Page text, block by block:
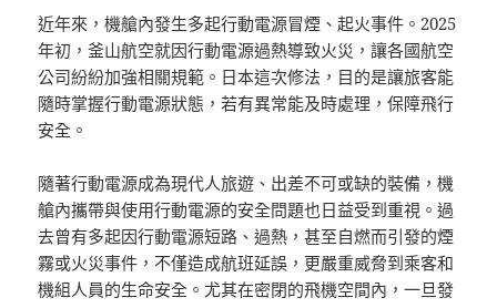
近年來，機艙內發生多起行動電源冒煙、起火事件。2025
年初，釜山航空就因行動電源過熱導致火災，讓各國航空
公司紛紛加強相關規範。日本這次修法，目的是讓旅客能
隨時掌握行動電源狀態，若有異常能及時處理，保障飛行
安全。
隨著行動電源成為現代人旅遊、出差不可或缺的裝備，機
艙內攜帶與使用行動電源的安全問題也日益受到重視。過
去曾有多起因行動電源短路、過熱，甚至自燃而引發的煙
霧或火災事件，不僅造成航班延誤，更嚴重威脅到乘客和
機組人員的生命安全。尤其在密閉的飛機空間內，一旦發